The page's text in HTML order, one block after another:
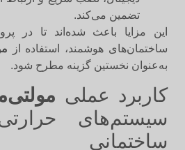
تضمین می‌کند.
این مزایا باعث شده‌اند تا در
ساختمان‌های هوشمند، استفاده از
به‌عنوان نخستین گزینه مطرح شود.
کاربرد عملی
سیستم‌های
ساختمانی